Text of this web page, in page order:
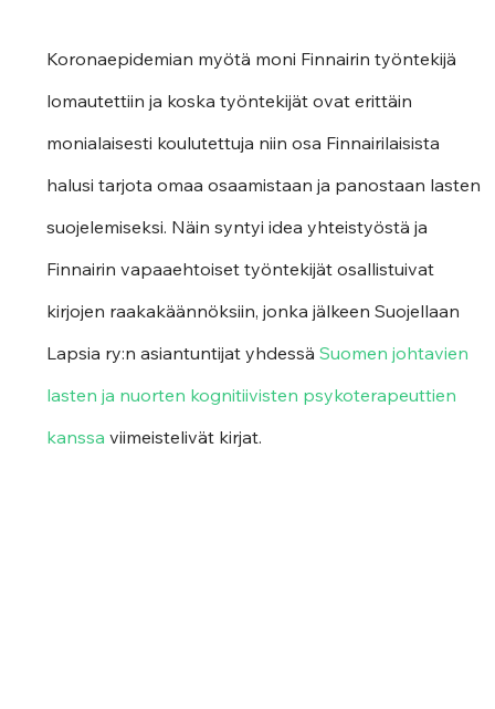
Koronaepidemian myötä moni Finnairin työntekijä
lomautettiin ja koska työntekijät ovat erittäin
monialaisesti koulutettuja niin osa Finnairilaisista
halusi tarjota omaa osaamistaan ja panostaan lasten
suojelemiseksi. Näin syntyi idea yhteistyöstä ja
Finnairin vapaaehtoiset työntekijät osallistuivat
kirjojen raakakäännöksiin, jonka jälkeen Suojellaan
Lapsia ry:n asiantuntijat yhdessä Suomen johtavien
lasten ja nuorten kognitiivisten psykoterapeuttien
kanssa viimeistelivät kirjat.